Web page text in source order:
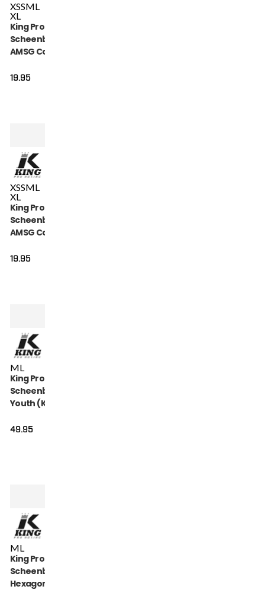
XSSML
XL
King Pro Boxing
Scheenbeschermers
AMSG Cotton (KPB
19.95
XSSML
XL
King Pro Boxing
Scheenbeschermers
AMSG Cotton (KPB
19.95
ML
King Pro Boxing
Scheenbeschermers
Youth (KPB SG
49.95
ML
King Pro Boxing
Scheenbeschermers
Hexagon (KPB-SG-